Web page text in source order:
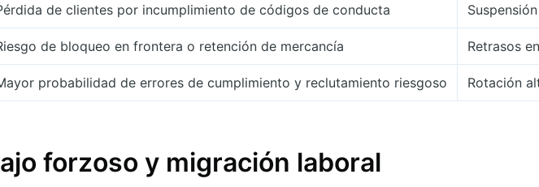
de clientes por incumplimiento de códigos de conducta
de bloqueo en frontera o retención de mercancía Retrasos
probabilidad de errores de cumplimiento y reclutamiento riesgoso Rotación
forzoso y migración laboral